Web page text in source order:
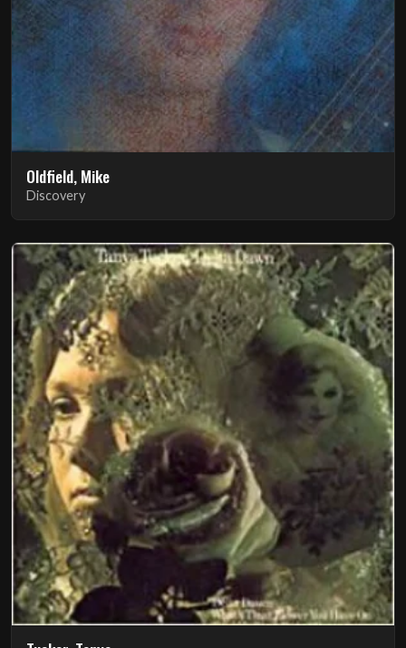
Oldfield, Mike
Discovery